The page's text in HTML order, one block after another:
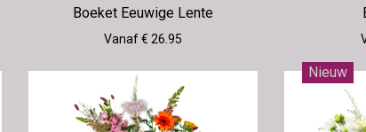
Boeket Eeuwige Lente
Vanaf € 26.95
Nieuw